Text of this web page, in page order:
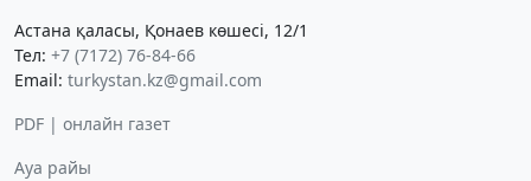
Астана қаласы, Қонаев көшесі, 12/1
Тел: +7 (7172) 76-84-66
Email: turkystan.kz@gmail.com
PDF | онлайн газет
Ауа райы